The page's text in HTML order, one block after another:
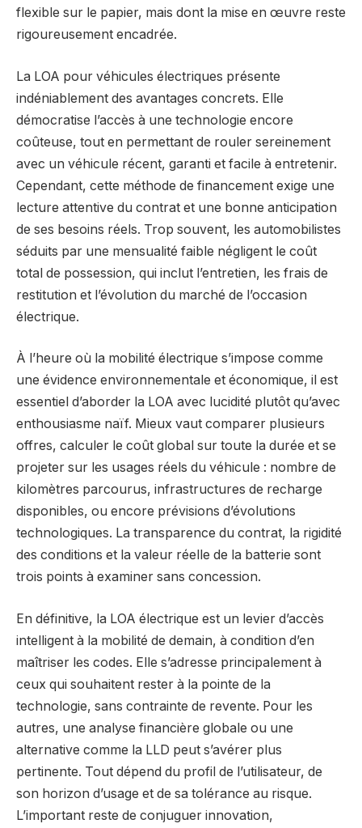
flexible sur le papier, mais dont la mise en œuvre reste
rigoureusement encadrée.
La LOA pour véhicules électriques présente
indéniablement des avantages concrets. Elle
démocratise l’accès à une technologie encore
coûteuse, tout en permettant de rouler sereinement
avec un véhicule récent, garanti et facile à entretenir.
Cependant, cette méthode de financement exige une
lecture attentive du contrat et une bonne anticipation
de ses besoins réels. Trop souvent, les automobilistes
séduits par une mensualité faible négligent le coût
total de possession, qui inclut l’entretien, les frais de
restitution et l’évolution du marché de l’occasion
électrique.
À l’heure où la mobilité électrique s’impose comme
une évidence environnementale et économique, il est
essentiel d’aborder la LOA avec lucidité plutôt qu’avec
enthousiasme naïf. Mieux vaut comparer plusieurs
offres, calculer le coût global sur toute la durée et se
projeter sur les usages réels du véhicule : nombre de
kilomètres parcourus, infrastructures de recharge
disponibles, ou encore prévisions d’évolutions
technologiques. La transparence du contrat, la rigidité
des conditions et la valeur réelle de la batterie sont
trois points à examiner sans concession.
En définitive, la LOA électrique est un levier d’accès
intelligent à la mobilité de demain, à condition d’en
maîtriser les codes. Elle s’adresse principalement à
ceux qui souhaitent rester à la pointe de la
technologie, sans contrainte de revente. Pour les
autres, une analyse financière globale ou une
alternative comme la LLD peut s’avérer plus
pertinente. Tout dépend du profil de l’utilisateur, de
son horizon d’usage et de sa tolérance au risque.
L’important reste de conjuguer innovation,